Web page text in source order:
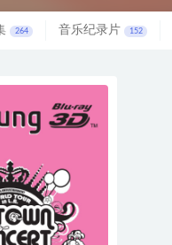
264 音乐纪录片 152